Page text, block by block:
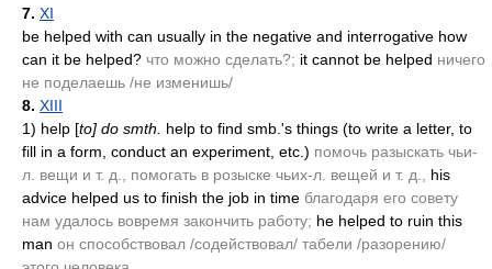
7. XI
be helped with can usually in the negative and interrogative how
can it be helped? что можно сделать?; it cannot be helped ничего
не поделаешь /не изменишь/
8. XIII
1) help [to] do smth. help to find smb.'s things (to write a letter, to
fill in a form, conduct an experiment, etc.) помочь разыскать чьи-
л. вещи и т. д., помогать в розыске чьих-л. вещей и т. д.,
his
advice helped us to finish the job in time благодаря его совету
нам удалось вовремя закончить работу; he helped to ruin this
man он способствовал /содействовал/ табели /разорению/